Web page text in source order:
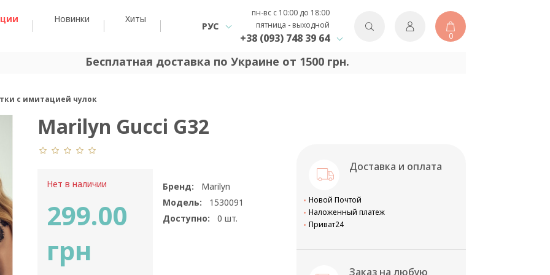
Новинки Хиты
РУС
пн-вс с 10:00 до 18:00
пятница - выходной
+38 (093) 748 39 64 0
Бесплатная доставка по Украине от 1500 грн.
с имитацией чулок
Marilyn Gucci G32
Нет в наличии
299.00
грн
Бренд:
Marilyn
Модель:
1530091
Доступно:
0 шт.
Доставка и оплата
Новой Почтой
Наложенный платеж
Приват24
Заказ на любую